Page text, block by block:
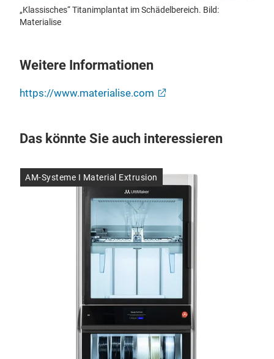
„Klassisches“ Titanimplantat im Schädelbereich. Bild:
Materialise
Weitere Informationen
https://www.materialise.com
Das könnte Sie auch interessieren
AM-Systeme I Material Extrusion